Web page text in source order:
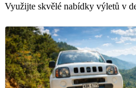
Využijte skvělé nabídky výletů v